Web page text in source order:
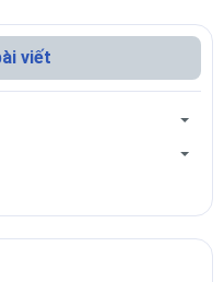
viết